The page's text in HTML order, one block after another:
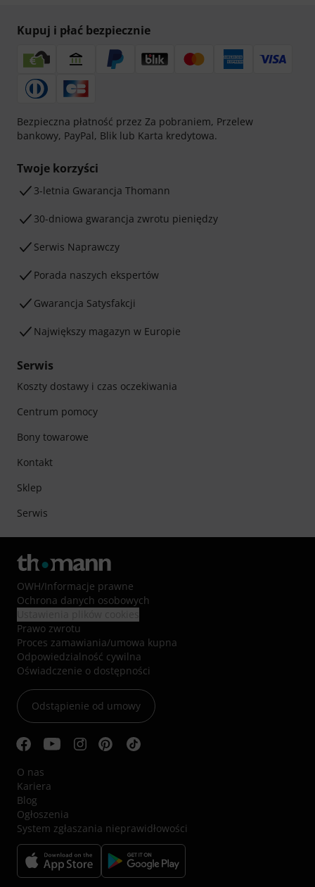
Kupuj i płać bezpiecznie
Bezpieczna płatność przez Za pobraniem, Przelew
bankowy, PayPal, Blik lub Karta kredytowa.
Twoje korzyści
3-letnia Gwarancja Thomann
30-dniowa gwarancja zwrotu pieniędzy
Serwis Naprawczy
Porada naszych ekspertów
Gwarancja Satysfakcji
Największy magazyn w Europie
Serwis
Koszty dostawy i czas oczekiwania
Centrum pomocy
Bony towarowe
Kontakt
Sklep
Serwis
OWH/Informacje prawne
Ochrona danych osobowych
Prawo zwrotu
Proces zamawiania/umowa kupna
Odpowiedzialność cywilna
Oświadczenie o dostępności
Odstąpienie od umowy
O nas
Kariera
Blog
Ogłoszenia
System zgłaszania nieprawidłowości